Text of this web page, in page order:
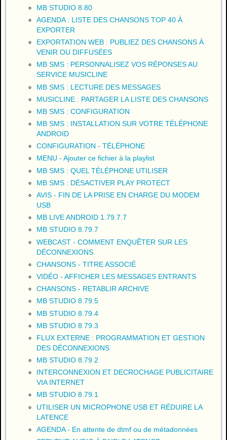
MB STUDIO 8.80
AGENDA : LISTE DES CHANSONS TOP 40 À
EXPORTER
EXPORTATION WEB : PUBLIEZ DES CHANSONS À
VENIR OU DIFFUSÉES
MB SMS : PERSONNALISEZ VOS RÉPONSES AU
SERVICE MUSICLINE
MB SMS : LECTURE DES MESSAGES
MUSICLINE : PARTAGER LA LISTE DES CHANSONS
MB SMS : CONFIGURATION
MB SMS : INSTALLATION SUR VOTRE TÉLÉPHONE
ANDROID
CONFIGURATION - TÉLÉPHONE
MENU - Ajouter ce fichier à la playlist
MB SMS : QUEL TÉLÉPHONE UTILISER
MB SMS : DÉSACTIVER PLAY PROTECT
AVIS - FIN DE LA PRISE EN CHARGE DU MODEM
USB
MB LIVE ANDROID 1.79.7.7
MB STUDIO 8.79.7
WEBCAST - COMMENT ENQUÊTER SUR LES
DÉCONNEXIONS
CHANSONS - TITRE ASSOCIÉ
VIDÉO - AFFICHER LES MESSAGES ENTRANTS
CHANSONS - RETABLIR ARCHIVE
MB STUDIO 8.79.5
MB STUDIO 8.79.4
MB STUDIO 8.79.3
FLUX EXTERNE : PROGRAMMATION ET GESTION
DES DÉCONNEXIONS
MB STUDIO 8.79.2
INTERCONNEXION ET DECROCHAGE PUBLICITAIRE
VIA INTERNET
MB STUDIO 8.79.1
UTILISER UN MICROPHONE USB ET RÉDUIRE LA
LATENCE
AGENDA - En attente de dtmf ou de métadonnées